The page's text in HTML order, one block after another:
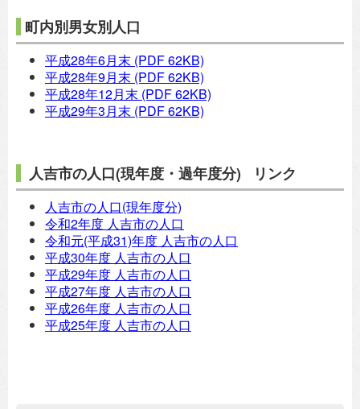
町内別男女別人口
平成28年6月末 (PDF 62KB)
平成28年9月末 (PDF 62KB)
平成28年12月末 (PDF 62KB)
平成29年3月末 (PDF 62KB)
人吉市の人口(現年度・過年度分) リンク
人吉市の人口(現年度分)
令和2年度 人吉市の人口
令和元(平成31)年度 人吉市の人口
平成30年度 人吉市の人口
平成29年度 人吉市の人口
平成27年度 人吉市の人口
平成26年度 人吉市の人口
平成25年度 人吉市の人口